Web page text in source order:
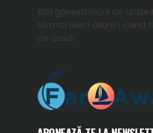
Aici găsești locul de unde
să mai pleci atunci cand
de casă!